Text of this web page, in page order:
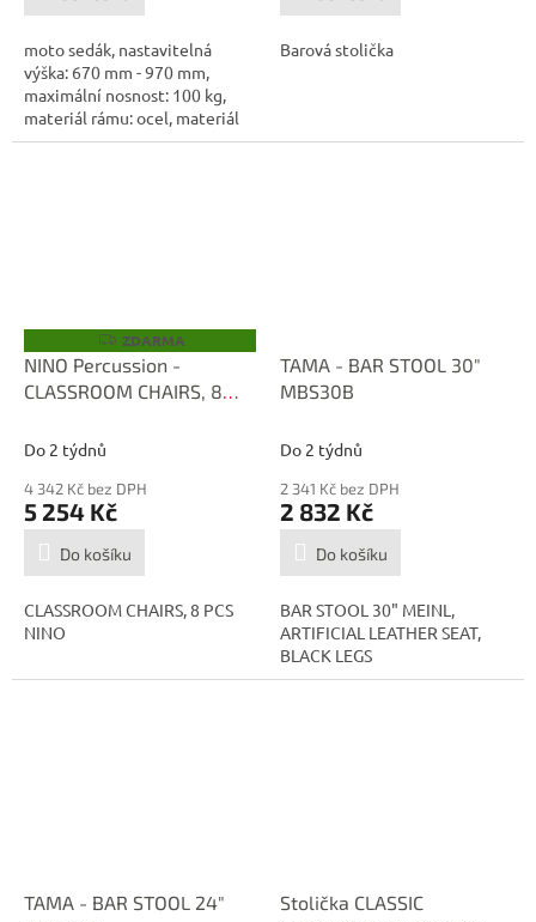
moto sedák, nastavitelná
výška: 670 mm - 970 mm,
maximální nosnost: 100 kg,
materiál rámu: ocel, materiál
sedáku:...
Barová stolička
Z
D
A
R
ZDARMA
NINO Percussion -
CLASSROOM CHAIRS, 8
Do 2 týdnů
4 342 Kč bez DPH
5 254 Kč
Do košíku
CLASSROOM CHAIRS, 8 PCS
NINO
TAMA - BAR STOOL 30"
MBS30B
Do 2 týdnů
2 341 Kč bez DPH
2 832 Kč
Do košíku
BAR STOOL 30" MEINL,
ARTIFICIAL LEATHER SEAT,
BLACK LEGS
TAMA - BAR STOOL 24"
Stolička CLASSIC